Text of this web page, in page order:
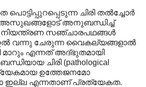
പൊട്ടിപ്പുറപ്പെടുന്ന ചിരി തൽച്ചോർ
അനുബന്ധിച്ച്
നിയന്ത്രണ സഞ്ചാരപഥങ്ങൾ
ഇൽ വന്നു ചേരുന്ന വൈകല്യങ്ങളാൽ
മാറും എന്നത് അദ്ഭുതമായി
ചിരി (pathological
ഉത്തേജനമോ
ഇല്ല എന്നതാണ് പ്രത്യേകത.